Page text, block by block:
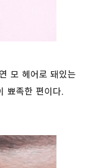
모 헤어로 돼있는
뾰족한 편이다.